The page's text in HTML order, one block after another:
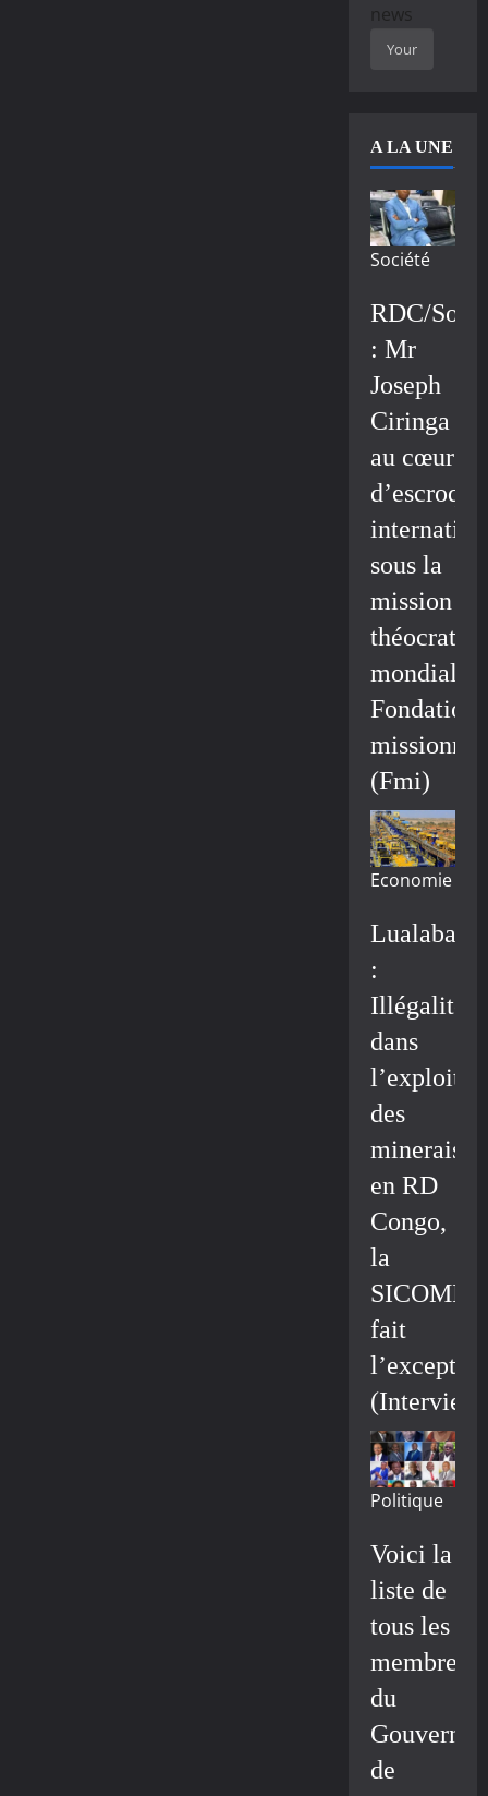
news
A LA UNE
Société
RDC/
: Mr
Joseph
Ciringa
au cœur
sous la
mission
mondiale/
Fondation
(Fmi)
Economie
Lualaba
:
Illégalité
dans
des
minerais
en RD
Congo,
la
fait
(Interview)
Politique
Voici la
liste de
tous les
membres
du
de